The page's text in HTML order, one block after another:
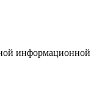
информационной